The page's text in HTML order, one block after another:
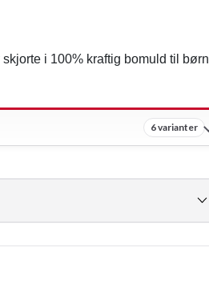
i 100% kraftig bomuld til børn
6 varianter